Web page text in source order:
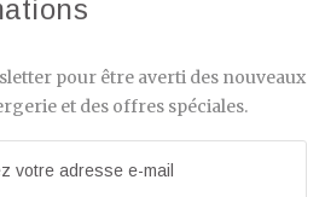
pour être averti des nouveaux
et des offres spéciales.